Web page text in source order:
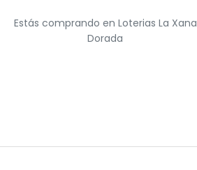
Estás comprando en Loterias La Xana
Dorada